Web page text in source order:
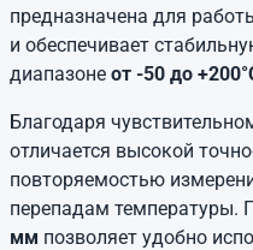
предназначена для
и обеспечивает
диапазоне от -50 до
Благодаря
отличается высокой
повторяемостью
перепадам температуры.
мм позволяет удобно